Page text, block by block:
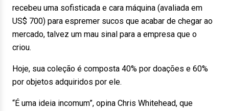
recebeu uma sofisticada e cara máquina (avaliada em
US$ 700) para espremer sucos que acabar de chegar ao
mercado, talvez um mau sinal para a empresa que o
criou.
Hoje, sua coleção é composta 40% por doações e 60%
por objetos adquiridos por ele.
“É uma ideia incomum”, opina Chris Whitehead, que